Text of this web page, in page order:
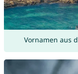
Vornamen aus